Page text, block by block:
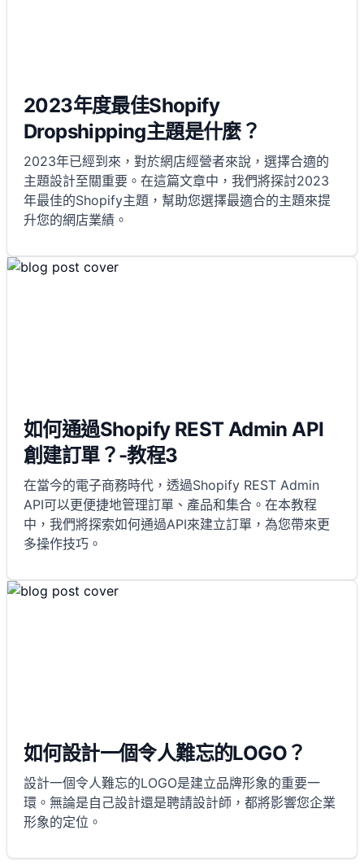
2023年度最佳Shopify
Dropshipping主題是什麼？
2023年已經到來，對於網店經營者來說，選擇合適的
主題設計至關重要。在這篇文章中，我們將探討2023
年最佳的Shopify主題，幫助您選擇最適合的主題來提
升您的網店業績。
如何通過Shopify REST Admin API
創建訂單？-教程3
在當今的電子商務時代，透過Shopify REST Admin
API可以更便捷地管理訂單、產品和集合。在本教程
中，我們將探索如何通過API來建立訂單，為您帶來更
多操作技巧。
如何設計一個令人難忘的LOGO？
設計一個令人難忘的LOGO是建立品牌形象的重要一
環。無論是自己設計還是聘請設計師，都將影響您企業
形象的定位。